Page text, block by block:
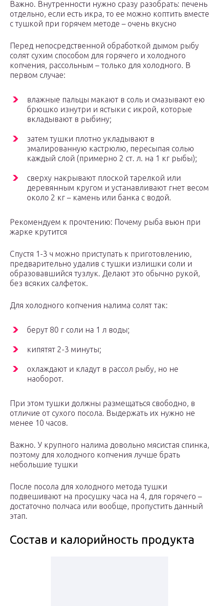
Важно. Внутренности нужно сразу разобрать: печень
отдельно, если есть икра, то ее можно коптить вместе
с тушкой при горячем методе – очень вкусно
Перед непосредственной обработкой дымом рыбу
солят сухим способом для горячего и холодного
копчения, рассольным – только для холодного. В
первом случае:
влажные пальцы макают в соль и смазывают ею
брюшко изнутри и ястыки с икрой, которые
вкладывают в рыбину;
затем тушки плотно укладывают в
эмалированную кастрюлю, пересыпая солью
каждый слой (примерно 2 ст. л. на 1 кг рыбы);
сверху накрывают плоской тарелкой или
деревянным кругом и устанавливают гнет весом
около 2 кг – камень или банка с водой.
Рекомендуем к прочтению: Почему рыба вьюн при
жарке крутится
Спустя 1-3 ч можно приступать к приготовлению,
предварительно удалив с тушки излишки соли и
образовавшийся тузлук. Делают это обычно рукой,
без всяких салфеток.
Для холодного копчения налима солят так:
берут 80 г соли на 1 л воды;
кипятят 2-3 минуты;
охлаждают и кладут в рассол рыбу, но не
наоборот.
При этом тушки должны размещаться свободно, в
отличие от сухого посола. Выдержать их нужно не
менее 10 часов.
Важно. У крупного налима довольно мясистая спинка,
поэтому для холодного копчения лучше брать
небольшие тушки
После посола для холодного метода тушки
подвешивают на просушку часа на 4, для горячего –
достаточно полчаса или вообще, пропустить данный
этап.
Состав и калорийность продукта